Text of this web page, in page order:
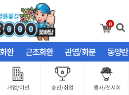
0
환 근조화환 관엽/화분 동양란